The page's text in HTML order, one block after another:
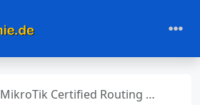
MikroTik Certified Routing Engineer (MTCRE) Training (28.-30.09.2026)